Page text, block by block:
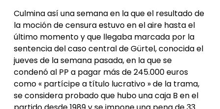
Culmina así una semana en la que el resultado de
la moción de censura estuvo en el aire hasta el
último momento y que llegaba marcada por la
sentencia del caso central de Gürtel, conocida el
jueves de la semana pasada, en la que se
condenó al PP a pagar más de 245.000 euros
como « partícipe a título lucrativo » de la trama,
se considera probado que hubo una caja B en el